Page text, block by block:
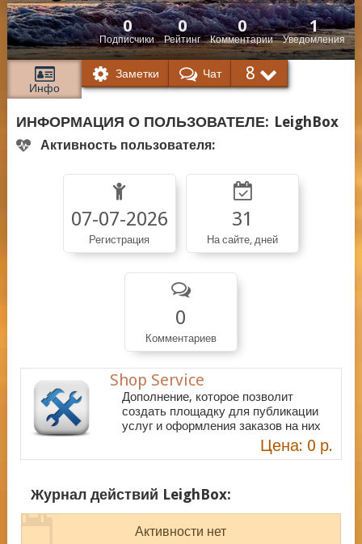
Подписчики
0
Рейтинг
0
Комментарии
0
Уведомления
1
Инфо
Заметки Чат 8
ИНФОРМАЦИЯ О ПОЛЬЗОВАТЕЛЕ: LeighBox
Активность пользователя:
07-07-2026
Регистрация
31
На сайте, дней
0
Комментариев
Shop Service
Дополнение, которое позволит
создать площадку для публикации
услуг и оформления заказов на них
Цена: 0 р.
Журнал действий LeighBox:
Активности нет